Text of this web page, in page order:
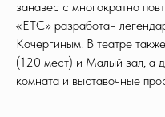
занавес с многократно
«ЕТС» разработан
Кочергиным. В театре
(120 мест) и Малый зал, а
комната и выставочные